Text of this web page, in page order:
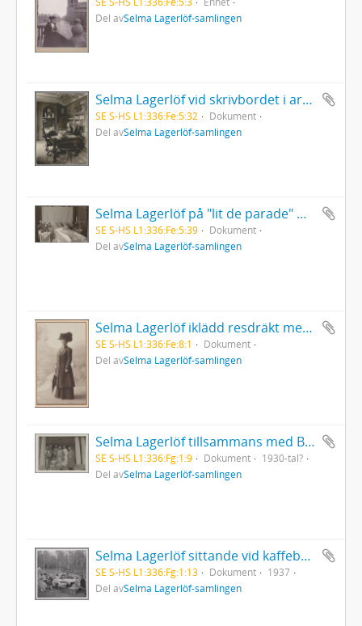
Del avSelma Lagerlöf-samlingen
Selma Lagerlöf vid skrivbordet i arbetsrummet på Mårbacka, iklädd mörk kofta
SE S-HS L1:336:Fe:5:32
Dokument
Del avSelma Lagerlöf-samlingen
Selma Lagerlöf på "lit de parade" mars 1940
SE S-HS L1:336:Fe:5:39
Dokument
Del avSelma Lagerlöf-samlingen
Selma Lagerlöf iklädd resdräkt med paraply i höger hand
SE S-HS L1:336:Fe:8:1
Dokument
Del avSelma Lagerlöf-samlingen
Selma Lagerlöf tillsammans med Baron von Düben, fru Hård af Segerstad, systern Gerda Ahlgren, samt brodern Daniel och svägerskan Elin
SE S-HS L1:336:Fg:1:9 Dokument
1930-tal?
Del avSelma Lagerlöf-samlingen
Selma Lagerlöf sittande vid kaffebord tillsammans med flera Lagerlöfar i Sunnemo
SE S-HS L1:336:Fg:1:13 Dokument
1937
Del avSelma Lagerlöf-samlingen